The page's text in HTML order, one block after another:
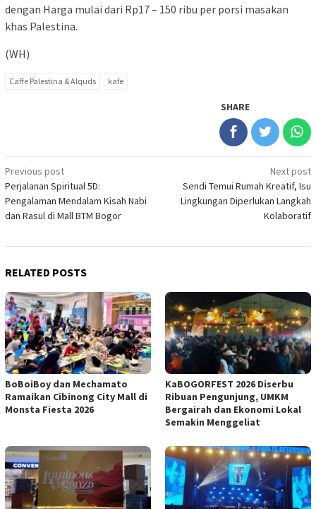
dengan Harga mulai dari Rp17 – 150 ribu per porsi masakan
khas Palestina.
(WH)
Caffe Palestina & Alquds kafe
SHARE
Post
navigation
Previous post
Perjalanan Spiritual 5D:
Pengalaman Mendalam Kisah Nabi
dan Rasul di Mall BTM Bogor
Next post
Sendi Temui Rumah Kreatif, Isu
Lingkungan Diperlukan Langkah
Kolaboratif
RELATED POSTS
BoBoiBoy dan Mechamato
Ramaikan Cibinong City Mall di
Monsta Fiesta 2026
KaBOGORFEST 2026 Diserbu
Ribuan Pengunjung, UMKM
Bergairah dan Ekonomi Lokal
Semakin Menggeliat